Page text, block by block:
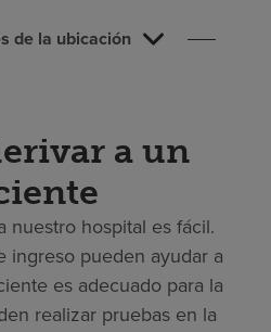
de la ubicación
a un
nuestro hospital es fácil.
ingreso pueden ayudar a
es adecuado para la
realizar pruebas en la